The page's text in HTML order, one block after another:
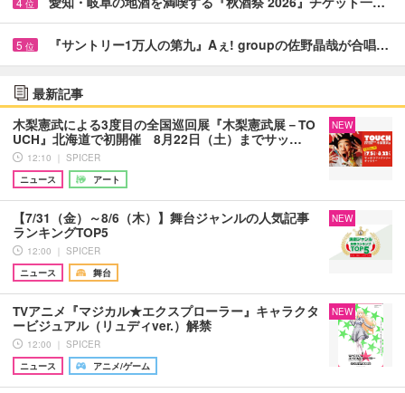
位
5 位 『サントリー1万人の第九』Aぇ! groupの佐野晶哉が合唱…
最新記事
木梨憲武による3度目の全国巡回展『木梨憲武展－TO
UCH』北海道で初開催 8月22日（土）までサッ…
12:10 ｜ SPICER
ニュース
アート
NEW
【7/31（金）～8/6（木）】舞台ジャンルの人気記事
ランキングTOP5
12:00 ｜ SPICER
ニュース
舞台
NEW
TVアニメ『マジカル★エクスプローラー』キャラクタ
ービジュアル（リュディver.）解禁
12:00 ｜ SPICER
ニュース
アニメ/ゲーム
NEW